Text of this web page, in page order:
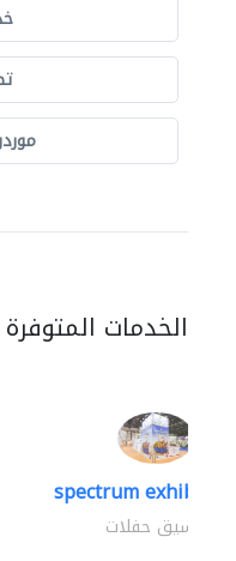
الخدمات
spectrum
تنسيق حفلات